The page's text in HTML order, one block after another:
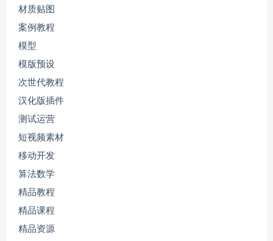
材质贴图
案例教程
模型
模版预设
次世代教程
汉化版插件
测试运营
短视频素材
移动开发
算法数学
精品教程
精品课程
精品资源